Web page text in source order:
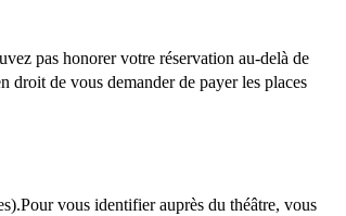
pas honorer votre réservation au-delà de
droit de vous demander de payer les places
vous identifier auprès du théâtre, vous